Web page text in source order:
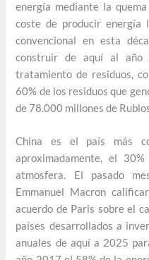
energía mediante la
coste de producir energía
convencional en esta
construir de aquí al año
tratamiento de residuos,
60% de los residuos que
de 78.000 millones de
China es el país más
aproximadamente, el
atmosfera. El pasado
Emmanuel Macron
acuerdo de Paris sobre el
países desarrollados a
anuales de aquí a 2025